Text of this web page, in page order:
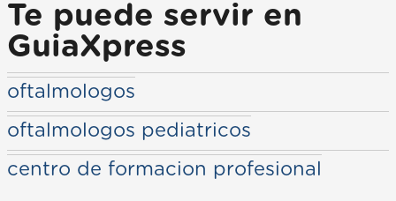
Te puede servir en
GuiaXpress
oftalmologos
oftalmologos pediatricos
centro de formacion profesional